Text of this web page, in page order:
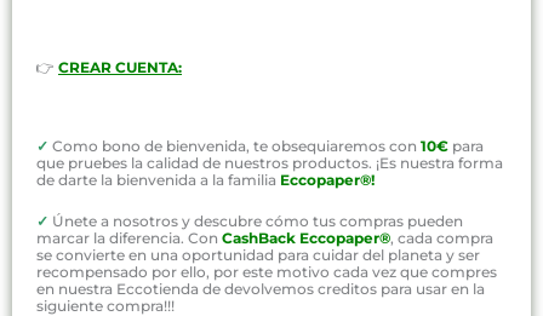
👉 CREAR CUENTA:
✓ Como bono de bienvenida, te obsequiaremos con 10€ para
que pruebes la calidad de nuestros productos. ¡Es nuestra forma
de darte la bienvenida a la familia Eccopaper®!
✓ Únete a nosotros y descubre cómo tus compras pueden
marcar la diferencia. Con CashBack Eccopaper®, cada compra
se convierte en una oportunidad para cuidar del planeta y ser
recompensado por ello, por este motivo cada vez que compres
en nuestra Eccotienda de devolvemos creditos para usar en la
siguiente compra!!!